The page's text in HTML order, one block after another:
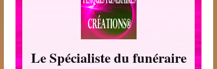
Le Spécialiste du funéraire